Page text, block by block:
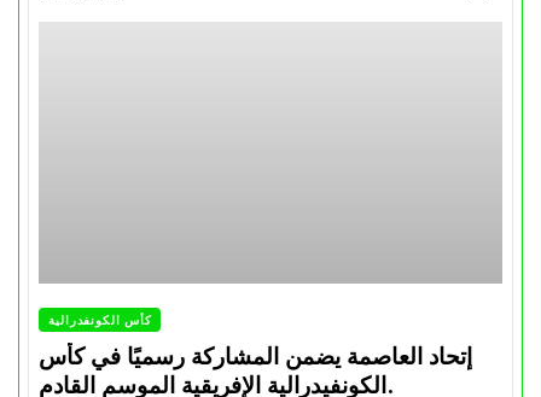
كأس الكونفدرالية
إتحاد العاصمة يضمن المشاركة رسميًا في كأس
الكونفيدرالية الإفريقية الموسم القادم.